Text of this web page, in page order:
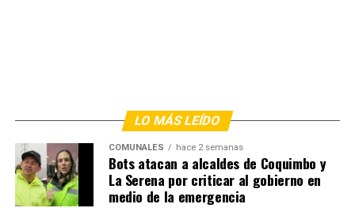
LO MÁS LEÍDO
COMUNALES hace 2 semanas
Bots atacan a alcaldes de Coquimbo y
La Serena por criticar al gobierno en
medio de la emergencia